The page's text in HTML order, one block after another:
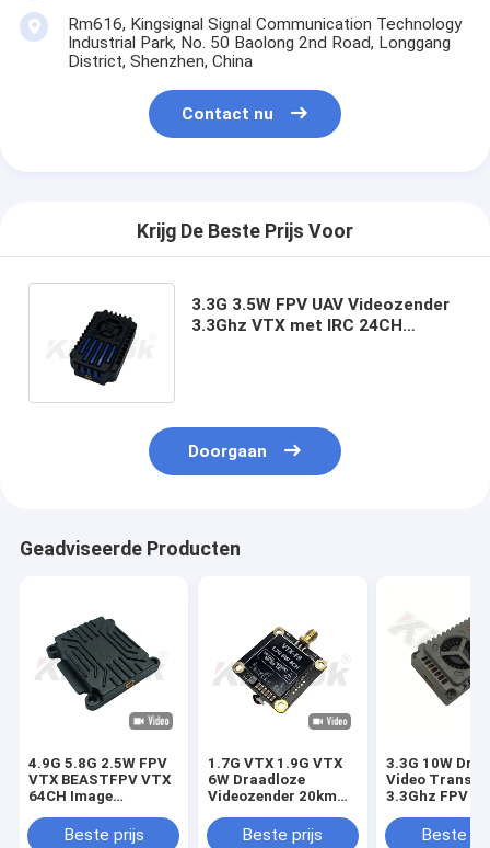
Rm616, Kingsignal Signal Communication Technology
Industrial Park, No. 50 Baolong 2nd Road, Longgang
District, Shenzhen, China
Contact nu
Krijg De Beste Prijs Voor
3.3G 3.5W FPV UAV Videozender
3.3Ghz VTX met IRC 24CH
Doorgaan
Geadviseerde Producten
4.9G 5.8G 2.5W FPV
VTX BEASTFPV VTX
64CH Image
Accessories
Beste prijs
1.7G VTX 1.9G VTX
6W Draadloze
Videozender 20km
Beeldoverdracht
Beste prijs
3.3G 10W
Video
3.3Ghz FPV
zenders op
Beste